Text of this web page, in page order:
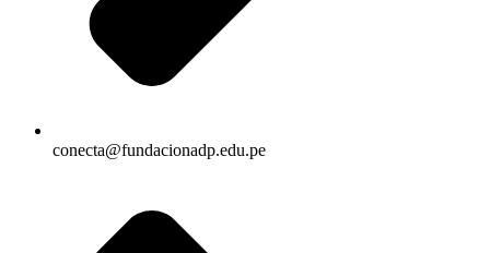
conecta@fundacionadp.edu.pe